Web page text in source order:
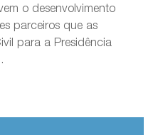
o desenvolvimento
parceiros que as
para a Presidência